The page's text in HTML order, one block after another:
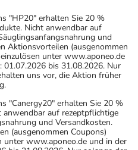
"HP20" erhalten Sie 20 %
Nicht anwendbar auf
und
Aktionsvorteilen (ausgenommen
unter www.aponeo.de
bis 31.08.2026. Nur
uns vor, die Aktion früher
"Canergy20" erhalten Sie 20 %
auf rezeptpflichtige
und Versandkosten.
(ausgenommen Coupons)
unter www.aponeo.de und in der